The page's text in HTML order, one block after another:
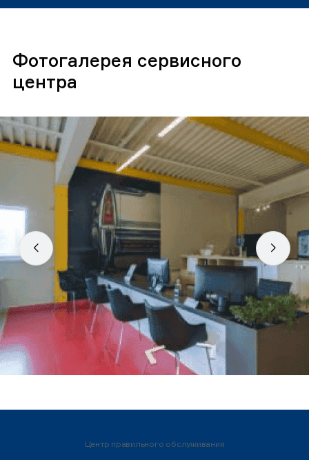
Фотогалерея сервисного
центра
Центр правильного обслуживания